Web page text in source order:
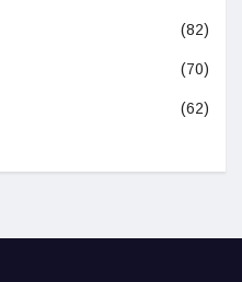
(82)
(70)
(62)